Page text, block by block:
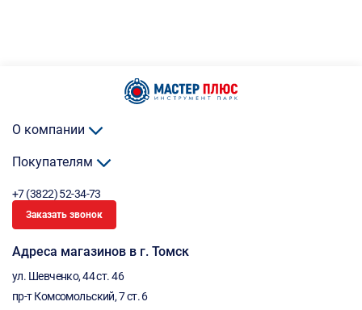
О компании
Покупателям
+7 (3822) 52-34-73
Заказать звонок
Адреса магазинов в г. Томск
ул. Шевченко, 44 ст. 46
пр-т Комсомольский, 7 ст. 6